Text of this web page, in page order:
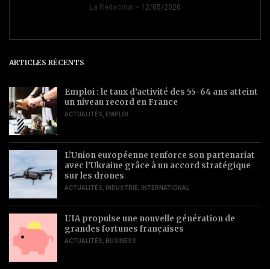
La Rédaction 12/05/2020
ARTICLES RÉCENTS
Emploi : le taux d’activité des 55-64 ans atteint
un niveau record en France
ACTUALITÉS EMPLOI
L’Union européenne renforce son partenariat
avec l’Ukraine grâce à un accord stratégique
sur les drones
ACTUALITÉS INDUSTRIE INTERNATIONAL
L’IA propulse une nouvelle génération de
grandes fortunes françaises
ACTUALITÉS BUSINESS